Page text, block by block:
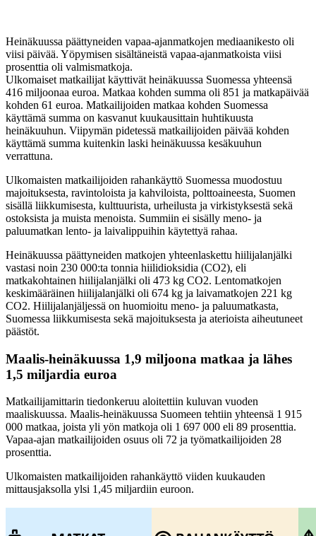
Heinäkuussa päättyneiden vapaa-ajanmatkojen mediaanikesto oli
viisi päivää. Yöpymisen sisältäneistä vapaa-ajanmatkoista viisi
prosenttia oli valmismatkoja.
Ulkomaiset matkailijat käyttivät heinäkuussa Suomessa yhteensä
416 miljoonaa euroa. Matkaa kohden summa oli 851 ja matkapäivää
kohden 61 euroa. Matkailijoiden matkaa kohden Suomessa
käyttämä summa on kasvanut kuukausittain huhtikuusta
heinäkuuhun. Viipymän pidetessä matkailijoiden päivää kohden
käyttämä summa kuitenkin laski heinäkuussa kesäkuuhun
verrattuna.
Ulkomaisten matkailijoiden rahankäyttö Suomessa muodostuu
majoituksesta, ravintoloista ja kahviloista, polttoaineesta, Suomen
sisällä liikkumisesta, kulttuurista, urheilusta ja virkistyksestä sekä
ostoksista ja muista menoista. Summiin ei sisälly meno- ja
paluumatkan lento- ja laivalippuihin käytettyä rahaa.
Heinäkuussa päättyneiden matkojen yhteenlaskettu hiilijalanjälki
vastasi noin 230 000:ta tonnia hiilidioksidia (CO2), eli
matkakohtainen hiilijalanjälki oli 473 kg CO2. Lentomatkojen
keskimääräinen hiilijalanjälki oli 674 kg ja laivamatkojen 221 kg
CO2. Hiilijalanjäljessä on huomioitu meno- ja paluumatkasta,
Suomessa liikkumisesta sekä majoituksesta ja aterioista aiheutuneet
päästöt.
Maalis-heinäkuussa 1,9 miljoona matkaa ja lähes
1,5 miljardia euroa
Matkailijamittarin tiedonkeruu aloitettiin kuluvan vuoden
maaliskuussa. Maalis-heinäkuussa Suomeen tehtiin yhteensä 1 915
000 matkaa, joista yli yön matkoja oli 1 697 000 eli 89 prosenttia.
Vapaa-ajan matkailijoiden osuus oli 72 ja työmatkailijoiden 28
prosenttia.
Ulkomaisten matkailijoiden rahankäyttö viiden kuukauden
mittausjaksolla ylsi 1,45 miljardiin euroon.